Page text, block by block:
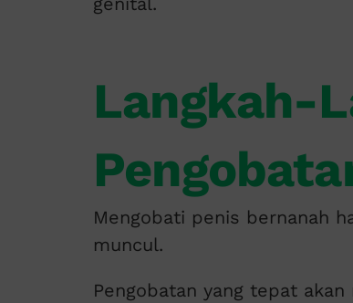
Langkah-
Mengobati penis bernanah
muncul.
Pengobatan yang tepat